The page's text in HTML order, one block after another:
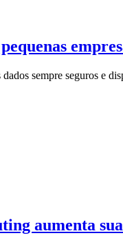
sempre seguros e
aumenta